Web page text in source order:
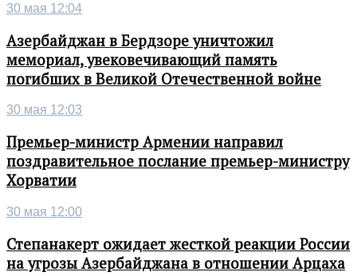
30 мая 12:04
Азербайджан в Бердзоре уничтожил
мемориал, увековечивающий память
погибших в Великой Отечественной войне
30 мая 12:03
Премьер-министр Армении направил
поздравительное послание премьер-министру
Хорватии
30 мая 12:00
Степанакерт ожидает жесткой реакции России
на угрозы Азербайджана в отношении Арцаха